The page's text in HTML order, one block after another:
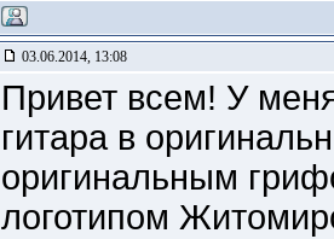
03.06.2014, 13:08
Привет всем! У
гитара в
оригинальным
логотипом